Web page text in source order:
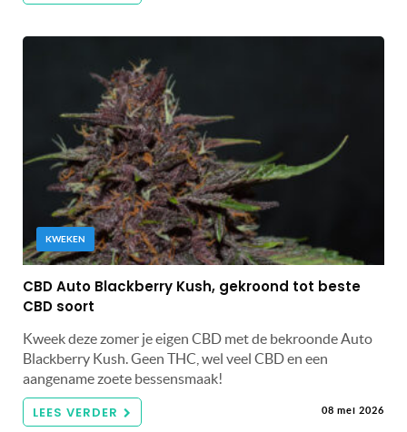
KWEKEN
CBD Auto Blackberry Kush, gekroond tot beste
CBD soort
Kweek deze zomer je eigen CBD met de bekroonde Auto
Blackberry Kush. Geen THC, wel veel CBD en een
aangename zoete bessensmaak!
LEES VERDER 08 mei 2026